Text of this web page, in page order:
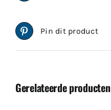
Pin dit product
Gerelateerde producten